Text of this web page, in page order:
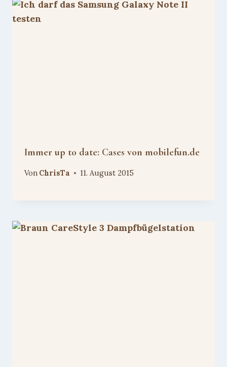
Immer up to date: Cases von mobilefun.de
Von ChrisTa 11. August 2015